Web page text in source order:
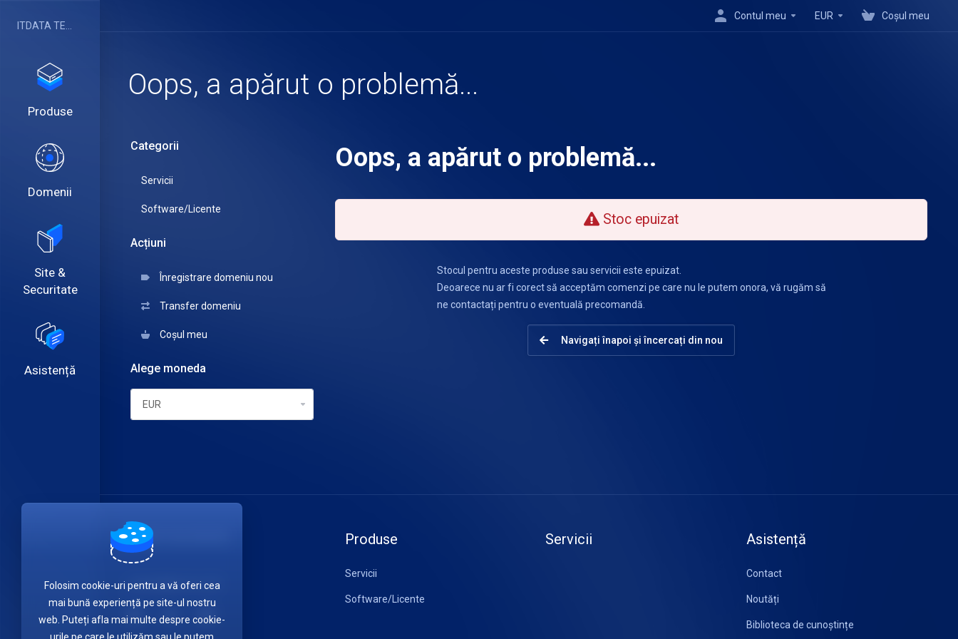
Produse
Domenii
Site &
Securitate
Asistență
Contul meu EUR Coșul meu
Oops, a apărut o problemă...
Categorii
Servicii
Software/Licente
Acțiuni
Înregistrare domeniu nou
Transfer domeniu
Coșul meu
Alege moneda
Oops, a apărut o problemă...
Stoc epuizat
Stocul pentru aceste produse sau servicii este epuizat.
Deoarece nu ar fi corect să acceptăm comenzi pe care nu le putem onora, vă rugăm să
ne contactați pentru o eventuală precomandă.
Navigați înapoi și încercați din nou
ITDATA TELECOM SRL
Luați legătura cu noi!
Produse
Servicii
Software/Licente
Servicii Asistență
Contact
Noutăți
Biblioteca de cunoștințe
Folosim cookie-uri pentru a vă oferi cea
mai bună experiență pe site-ul nostru
web. Puteți afla mai multe despre cookie-